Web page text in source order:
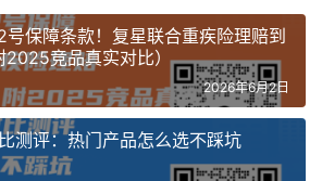
号保障条款！复星联合重疾险理赔到
2025竞品真实对比）
2026年6月2日
测评：热门产品怎么选不踩坑